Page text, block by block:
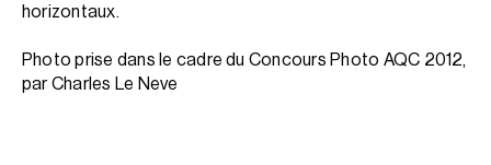
horizontaux.
Photo prise dans le cadre du Concours Photo AQC 2012,
par Charles Le Neve